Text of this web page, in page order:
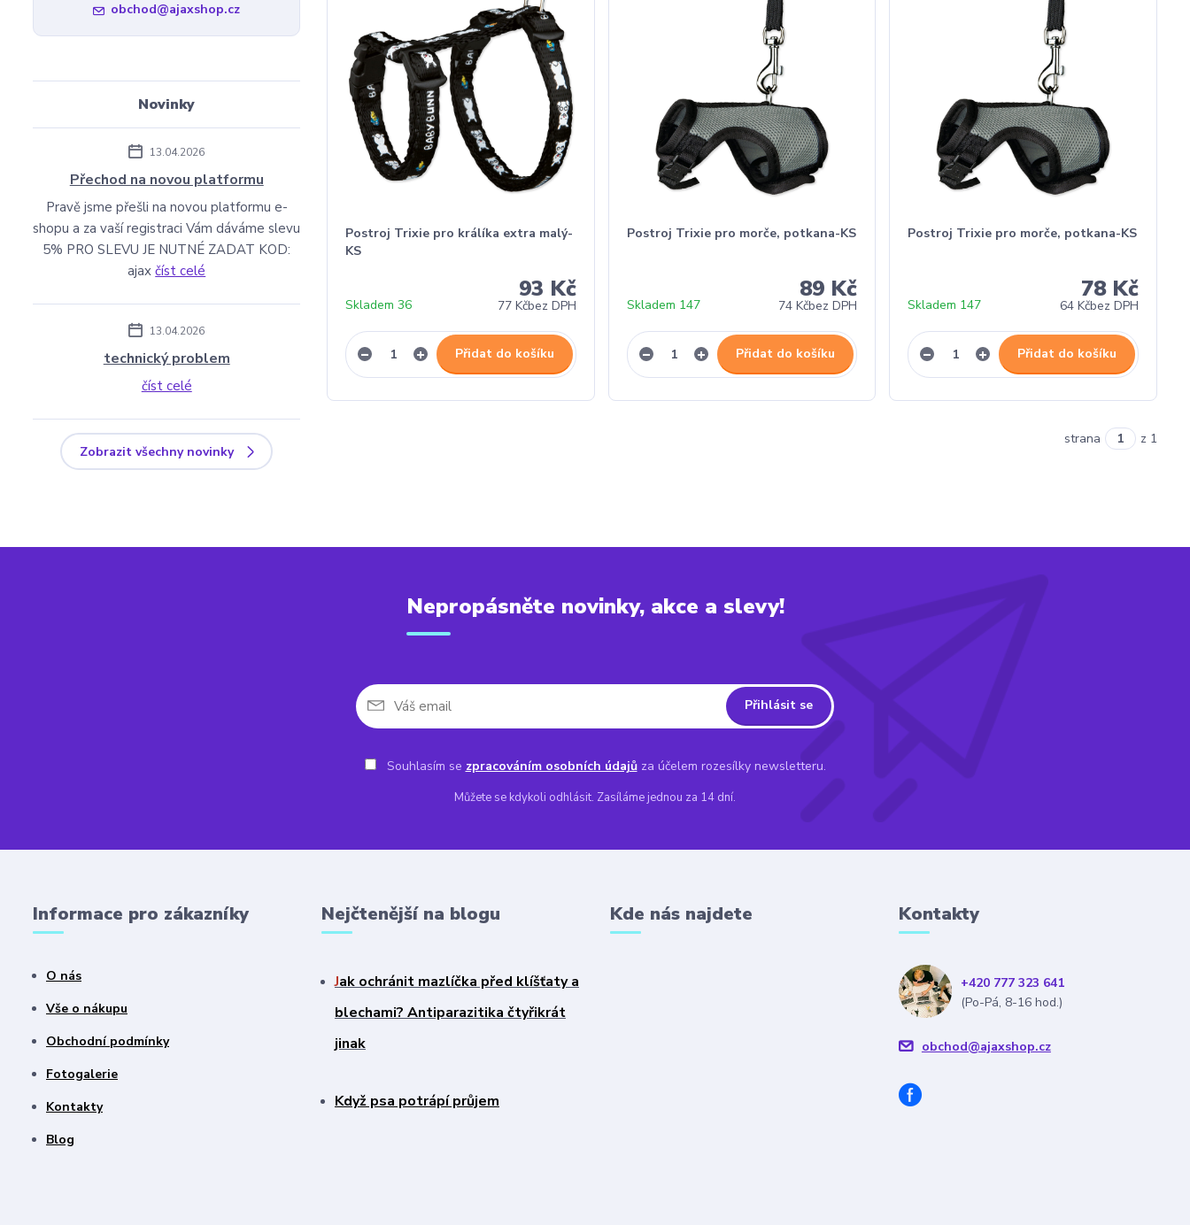
Postroj Trixie pro králíka extra malý-
KS
93 Kč
77 Kčbez DPH
Skladem 36
Přidat do košíku
Postroj Trixie pro morče, potkana-KS
89 Kč
74 Kčbez DPH
Skladem 147
Přidat do košíku
Postroj Trixie pro morče, potkana-KS
78 Kč
64 Kčbez DPH
Skladem 147
Přidat do košíku
strana z 1
obchod@ajaxshop.cz
Novinky
13.04.2026
Přechod na novou platformu
Pravě jsme přešli na novou platformu e-
shopu a za vaší registraci Vám dáváme slevu
5% PRO SLEVU JE NUTNÉ ZADAT KOD:
ajaxčíst celé
13.04.2026
technický problem
číst celé
Zobrazit všechny novinky
Nepropásněte novinky, akce a slevy!
Přihlásit se
Souhlasím se zpracováním osobních údajůza účelem rozesílky newsletteru.
Můžete se kdykoli odhlásit. Zasíláme jednou za 14 dní.
Informace pro zákazníky
O nás
Vše o nákupu
Obchodní podmínky
Fotogalerie
Kontakty
Blog
Nejčtenější na blogu
Jak ochránit mazlíčka před klíšťaty a
blechami? Antiparazitika čtyřikrát
jinak
Když psa potrápí průjem
Kde nás najdete Kontakty
+420 777 323 641
(Po-Pá, 8-16 hod.)
obchod@ajaxshop.cz